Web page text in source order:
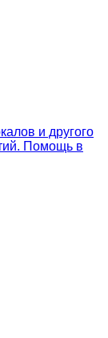
и другого
Помощь в